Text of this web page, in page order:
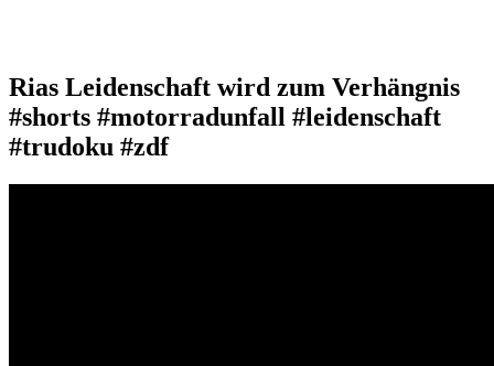
Rias Leidenschaft wird zum Verhängnis
#shorts #motorradunfall #leidenschaft
#trudoku #zdf